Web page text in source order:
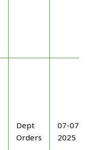
Dept
Orders
07-07-
2025